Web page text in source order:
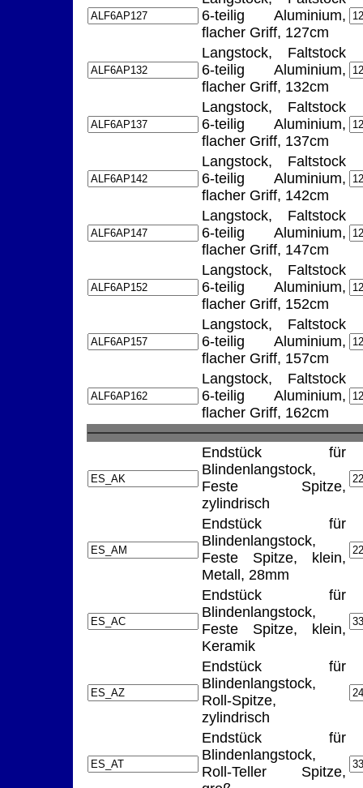
6-teilig Aluminium,
flacher Griff, 127cm
Langstock, Faltstock
6-teilig Aluminium,
flacher Griff, 132cm
Langstock, Faltstock
6-teilig Aluminium,
flacher Griff, 137cm
Langstock, Faltstock
6-teilig Aluminium,
flacher Griff, 142cm
Langstock, Faltstock
6-teilig Aluminium,
flacher Griff, 147cm
Langstock, Faltstock
6-teilig Aluminium,
flacher Griff, 152cm
Langstock, Faltstock
6-teilig Aluminium,
flacher Griff, 157cm
Langstock, Faltstock
6-teilig Aluminium,
flacher Griff, 162cm
Endstück für
Blindenlangstock,
Feste Spitze,
zylindrisch
Endstück für
Blindenlangstock,
Feste Spitze, klein,
Metall, 28mm
Endstück für
Blindenlangstock,
Feste Spitze, klein,
Keramik
Endstück für
Blindenlangstock,
Roll-Spitze,
zylindrisch
Endstück für
Blindenlangstock,
Roll-Teller Spitze,